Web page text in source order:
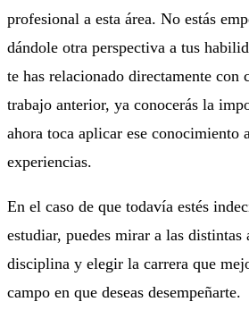
profesional a esta área. No estás
dándole otra perspectiva a tus
te has relacionado directamente con
trabajo anterior, ya conocerás la
ahora toca aplicar ese conocimiento
experiencias.
En el caso de que todavía estés
estudiar, puedes mirar a las distintas
disciplina y elegir la carrera que
campo en que deseas desempeñarte.